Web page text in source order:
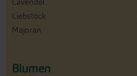
Lavendel
Liebstock
Majoran
Blumen